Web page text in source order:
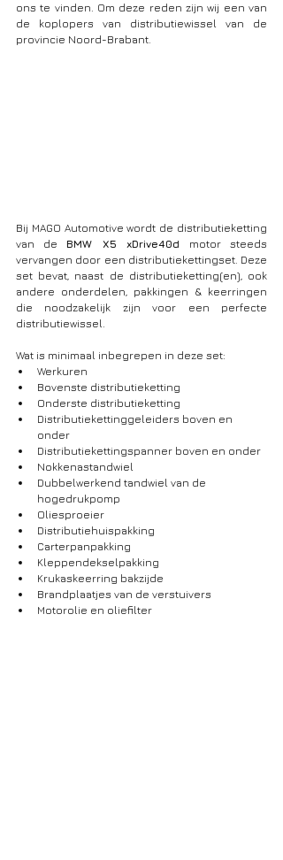
ons te vinden. Om deze reden zijn wij een van
de koplopers van distributiewissel van de
provincie Noord-Brabant.
Bij MAGO Automotive wordt de distributieketting
van de BMW X5 xDrive40d motor steeds
vervangen door een distributiekettingset. Deze
set bevat, naast de distributieketting(en), ook
andere onderdelen, pakkingen & keerringen
die noodzakelijk zijn voor een perfecte
distributiewissel.
Wat is minimaal inbegrepen in deze set:
Werkuren
Bovenste distributieketting
Onderste distributieketting
Distributiekettinggeleiders boven en
onder
Distributiekettingspanner boven en onder
Nokkenastandwiel
Dubbelwerkend tandwiel van de
hogedrukpomp
Oliesproeier
Distributiehuispakking
Carterpanpakking
Kleppendekselpakking
Krukaskeerring bakzijde
Brandplaatjes van de verstuivers
Motorolie en oliefilter